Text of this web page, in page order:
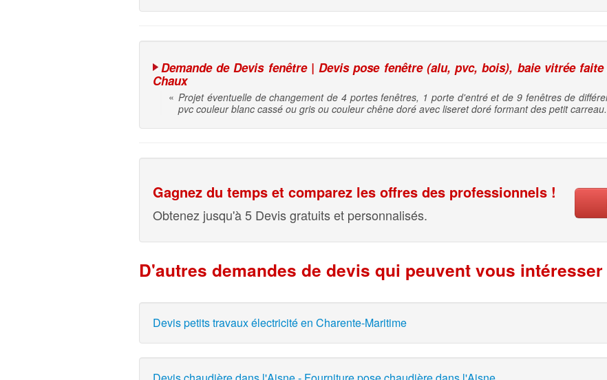
Demande de Devis fenêtre | Devis pose fenêtre (alu, pvc, bois), baie vitrée faite
Chaux
« Projet éventuelle de changement de 4 portes fenêtres, 1 porte d'entré et de 9 fenêtres de
pvc couleur blanc cassé ou gris ou couleur chêne doré avec liseret doré formant des petit carreau.
Gagnez du temps et comparez les offres des professionnels !
Obtenez jusqu'à 5 Devis gratuits et personnalisés.
D'autres demandes de devis qui peuvent vous intéresser
Devis petits travaux électricité en Charente-Maritime